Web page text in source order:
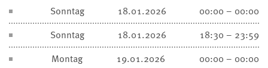
Sonntag
18.01.2026
00:00 – 00:00
Sonntag
18.01.2026
18:30 – 23:59
Montag
19.01.2026
00:00 – 00:00